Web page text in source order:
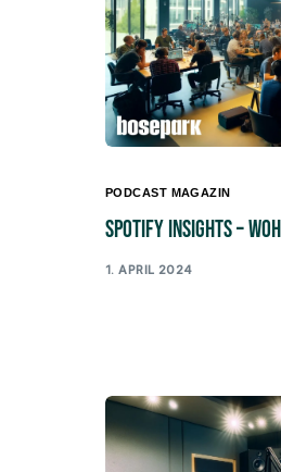
PODCAST MAGAZIN
Spotify Insights –
1. APRIL 2024